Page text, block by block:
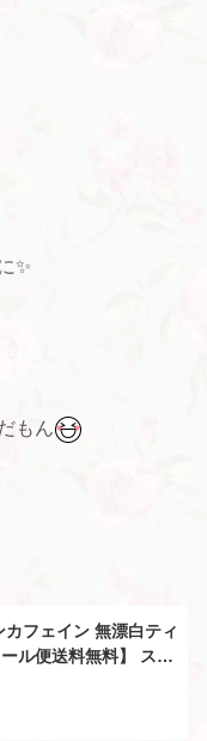
✨
もん
フェイン 無漂白ティ
ル便送料無料】 スー